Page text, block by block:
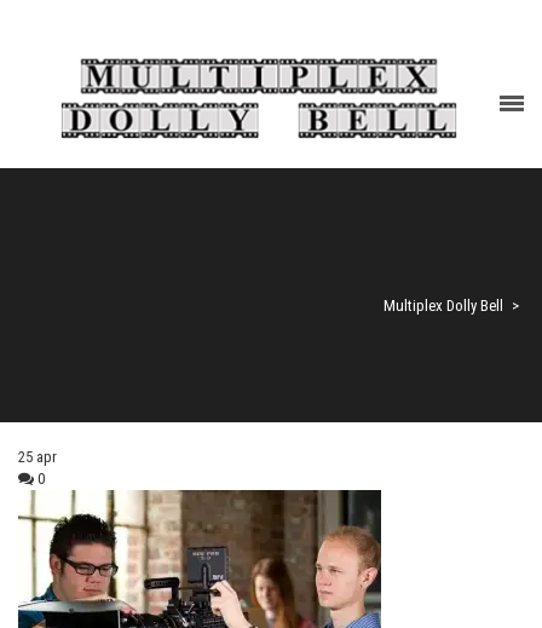
Multiplex Dolly Bell >
25 apr
0